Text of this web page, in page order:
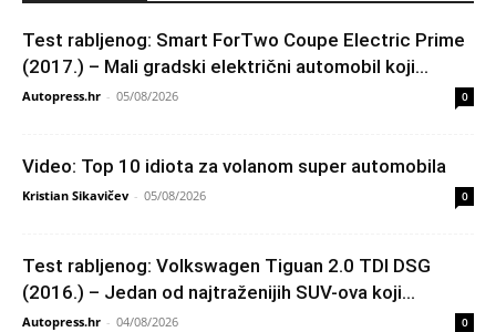
Test rabljenog: Smart ForTwo Coupe Electric Prime
(2017.) – Mali gradski električni automobil koji...
Autopress.hr - 05/08/2026 0
Video: Top 10 idiota za volanom super automobila
Kristian Sikavičev - 05/08/2026 0
Test rabljenog: Volkswagen Tiguan 2.0 TDI DSG
(2016.) – Jedan od najtraženijih SUV-ova koji...
Autopress.hr - 04/08/2026 0